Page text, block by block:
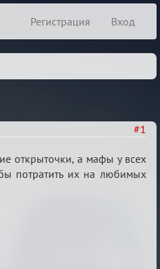
Регистрация Вход
#1
открыточки, а мафы у всех
потратить их на любимых